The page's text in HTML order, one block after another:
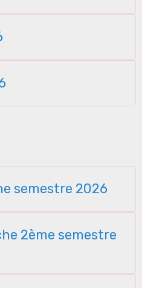
semestre 2026
2ème semestre